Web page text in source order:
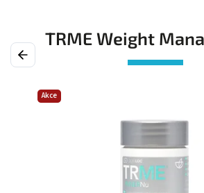
TRME Weight
Previous
Akce